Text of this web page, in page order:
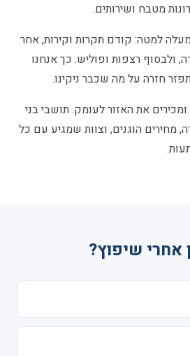
מטבח ושירותים.
למטה: קודם תקרות וקירות, אחר
ולבסוף רצפות ופוליש. כך אנחנו
חזרה על מה שכבר ניקינו.
את האזור לעומק. תושבי בני
מחירים הוגנים, וצוות שמגיע עם כל
אחרי שיפוץ?